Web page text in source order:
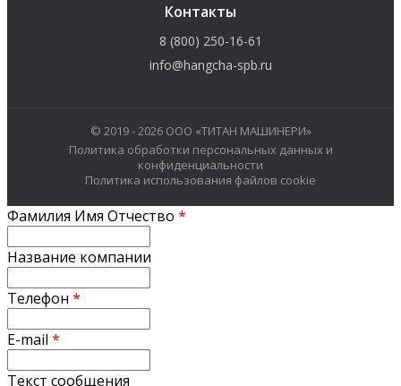
Контакты
8 (800) 250-16-61
info@hangcha-spb.ru
© 2019 - 2026 ООО «ТИТАН МАШИНЕРИ»
Политика обработки персональных данных и
конфиденциальности
Политика использования файлов cookie
Фамилия Имя Отчество *
Название компании
Телефон *
E-mail *
Текст сообщения